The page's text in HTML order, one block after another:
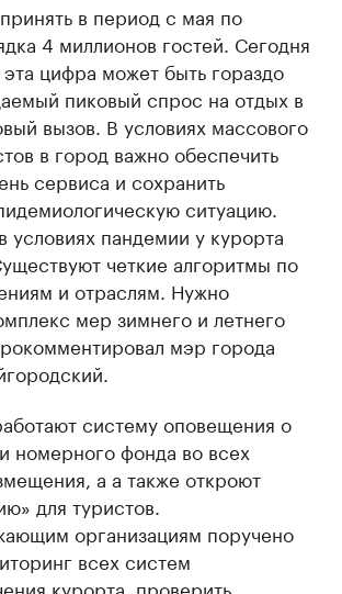
в период с мая по
4 миллионов гостей. Сегодня
цифра может быть гораздо
пиковый спрос на отдых в
вызов. В условиях массового
в город важно обеспечить
сервиса и сохранить
ситуацию.
условиях пандемии у курорта
четкие алгоритмы по
и отраслям. Нужно
мер зимнего и летнего
мэр города
систему оповещения о
номерного фонда во всех
а а также откроют
для туристов.
организациям поручено
всех систем
курорта, проверить